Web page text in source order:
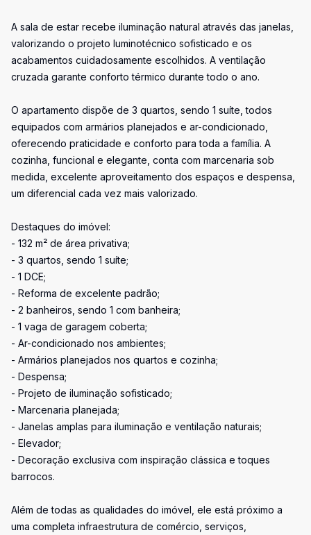
A sala de estar recebe iluminação natural através das janelas,
valorizando o projeto luminotécnico sofisticado e os
acabamentos cuidadosamente escolhidos. A ventilação
cruzada garante conforto térmico durante todo o ano.
O apartamento dispõe de 3 quartos, sendo 1 suíte, todos
equipados com armários planejados e ar-condicionado,
oferecendo praticidade e conforto para toda a família. A
cozinha, funcional e elegante, conta com marcenaria sob
medida, excelente aproveitamento dos espaços e despensa,
um diferencial cada vez mais valorizado.
Destaques do imóvel:
- 132 m² de área privativa;
- 3 quartos, sendo 1 suíte;
- 1 DCE;
- Reforma de excelente padrão;
- 2 banheiros, sendo 1 com banheira;
- 1 vaga de garagem coberta;
- Ar-condicionado nos ambientes;
- Armários planejados nos quartos e cozinha;
- Despensa;
- Projeto de iluminação sofisticado;
- Marcenaria planejada;
- Janelas amplas para iluminação e ventilação naturais;
- Elevador;
- Decoração exclusiva com inspiração clássica e toques
barrocos.
Além de todas as qualidades do imóvel, ele está próximo a
uma completa infraestrutura de comércio, serviços,